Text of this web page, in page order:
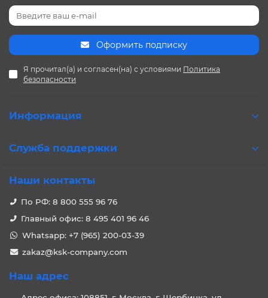
Оформить подписку
Я прочитал(а) и согласен(на) с условиями Политика
безопасности
Информация
Служба поддержки
Наши контакты
По РФ: 8 800 555 96 76
Главный офис: 8 495 401 96 46
Whatsapp: +7 (965) 200-03-39
zakaz@ksk-company.com
Наш адрес